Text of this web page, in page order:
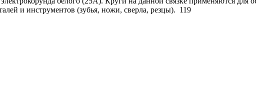
и инструментов (зубья, ножи, сверла, резцы). 119